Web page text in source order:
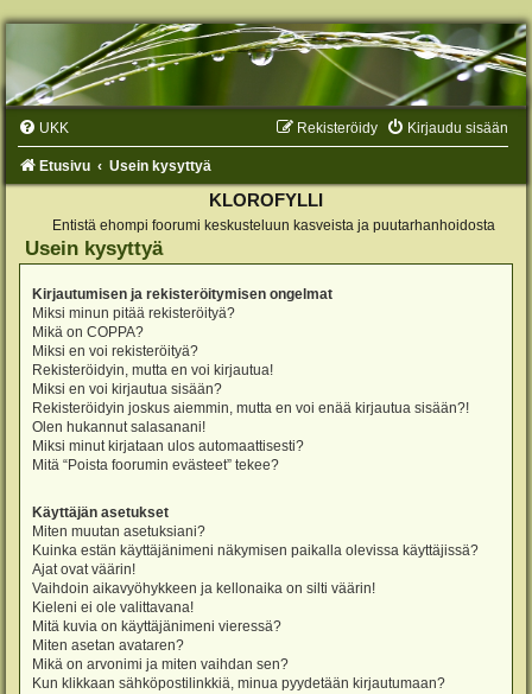
UKK Kirjaudu sisään
Rekisteröidy
Etusivu Usein kysyttyä
KLOROFYLLI
Entistä ehompi foorumi keskusteluun kasveista ja puutarhanhoidosta
Usein kysyttyä
Kirjautumisen ja rekisteröitymisen ongelmat
Miksi minun pitää rekisteröityä?
Mikä on COPPA?
Miksi en voi rekisteröityä?
Rekisteröidyin, mutta en voi kirjautua!
Miksi en voi kirjautua sisään?
Rekisteröidyin joskus aiemmin, mutta en voi enää kirjautua sisään?!
Olen hukannut salasanani!
Miksi minut kirjataan ulos automaattisesti?
Mitä “Poista foorumin evästeet” tekee?
Käyttäjän asetukset
Miten muutan asetuksiani?
Kuinka estän käyttäjänimeni näkymisen paikalla olevissa käyttäjissä?
Ajat ovat väärin!
Vaihdoin aikavyöhykkeen ja kellonaika on silti väärin!
Kieleni ei ole valittavana!
Mitä kuvia on käyttäjänimeni vieressä?
Miten asetan avataren?
Mikä on arvonimi ja miten vaihdan sen?
Kun klikkaan sähköpostilinkkiä, minua pyydetään kirjautumaan?